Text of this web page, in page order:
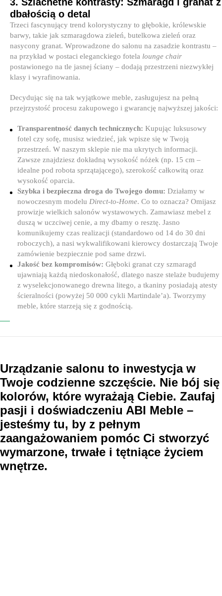
dbałością o detal
Trzeci fascynujący trend kolorystyczny to głębokie, królewskie
barwy, takie jak szmaragdowa zieleń, butelkowa zieleń oraz
nasycony granat. Wprowadzone do salonu na zasadzie kontrastu –
na przykład w postaci eleganckiego fotela lounge chair
postawionego na tle jasnej ściany – dodają przestrzeni niezwykłej
klasy i wyrafinowania.
Decydując się na tak wyjątkowe meble, zasługujesz na pełną
przejrzystość procesu zakupowego i gwarancję najwyższej jakości:
Transparentność danych technicznych: Kupując luksusowy
fotel czy sofę, musisz wiedzieć, jak wpisze się w Twoją
przestrzeń. W naszym sklepie nie ma ukrytych informacji.
Zawsze znajdziesz dokładną wysokość nóżek (np. 15 cm –
idealne pod robota sprzątającego), szerokość całkowitą oraz
wysokość oparcia.
Szybka i bezpieczna droga do Twojego domu: Działamy w
nowoczesnym modelu Direct-to-Home. Co to oznacza? Omijasz
prowizje wielkich salonów wystawowych. Zamawiasz mebel z
duszą w uczciwej cenie, a my dbamy o resztę. Jasno
komunikujemy czas realizacji (standardowo od 14 do 30 dni
roboczych), a nasi wykwalifikowani kierowcy dostarczają Twoje
zamówienie bezpiecznie pod same drzwi.
Jakość bez kompromisów: Głęboki granat czy szmaragd
ujawniają każdą niedoskonałość, dlatego nasze stelaże budujemy
z wyselekcjonowanego drewna litego, a tkaniny posiadają atesty
ścieralności (powyżej 50 000 cykli Martindale’a). Tworzymy
meble, które starzeją się z godnością.
Urządzanie salonu to inwestycja w
Twoje codzienne szczęście. Nie bój się
kolorów, które wyrażają Ciebie. Zaufaj
pasji i doświadczeniu ABI Meble –
jesteśmy tu, by z pełnym
zaangażowaniem pomóc Ci stworzyć
wymarzone, trwałe i tętniące życiem
wnętrze.